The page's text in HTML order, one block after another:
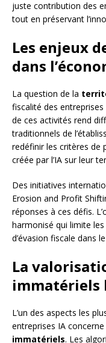
juste contribution des
tout en préservant
Les enjeux
dans
La question de la
fiscalité des
de ces activités rend
traditionnels de
redéfinir les critères de
créée par l’IA sur leur
Des initiatives
Erosion and Profit
réponses à ces défis.
harmonisé qui limite
d’évasion fiscale dans
La
immatériels
L’un des aspects les
entreprises IA concerne
immatériels. Les